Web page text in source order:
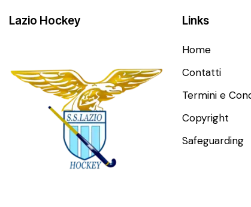
Lazio Hockey Links
Home
Contatti
Termini e
Copyright
Safeguarding